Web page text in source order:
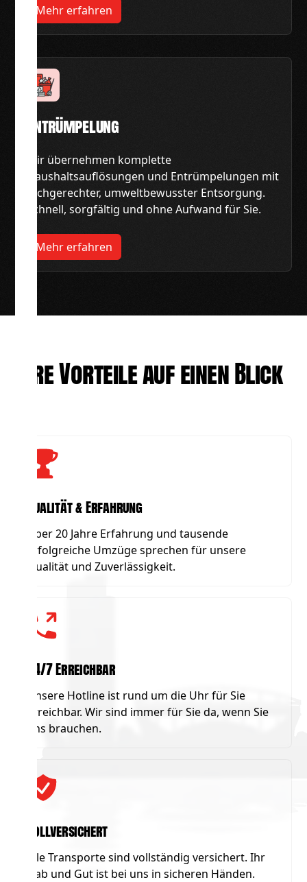
Mehr erfahren
Entrümpelung
Wir übernehmen komplette
Haushaltsauflösungen und Entrümpelungen mit
fachgerechter, umweltbewusster Entsorgung.
Schnell, sorgfältig und ohne Aufwand für Sie.
Mehr erfahren
Ihre Vorteile auf einen Blick
Qualität & Erfahrung
Über 20 Jahre Erfahrung und tausende
erfolgreiche Umzüge sprechen für unsere
Qualität und Zuverlässigkeit.
24/7 Erreichbar
Unsere Hotline ist rund um die Uhr für Sie
erreichbar. Wir sind immer für Sie da, wenn Sie
uns brauchen.
Vollversichert
Alle Transporte sind vollständig versichert. Ihr
Hab und Gut ist bei uns in sicheren Händen.